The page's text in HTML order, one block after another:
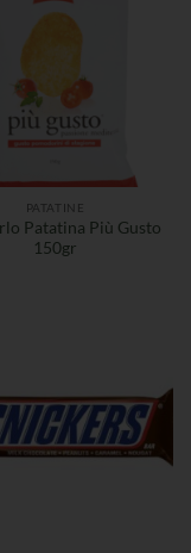
PATATINE
Patatina Più Gusto
150gr